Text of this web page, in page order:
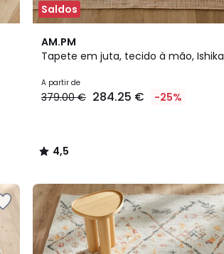
Saldos
AM.PM
Tapete em juta, tecido à mão, Ishika
A partir de
379.00 € 284.25 € -25%
4,5
/ 5
4,5
/